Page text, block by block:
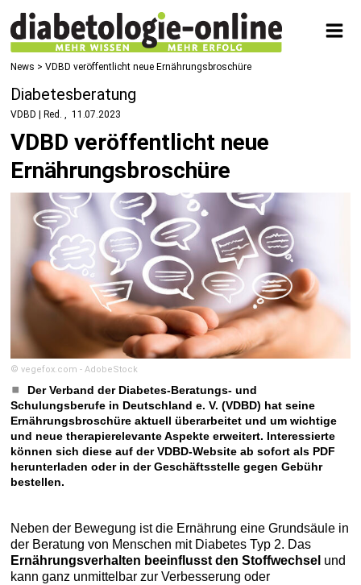
News > VDBD veröffentlicht neue Ernährungsbroschüre
Diabetesberatung
VDBD | Red. 11.07.2023
VDBD veröffentlicht neue
Ernährungsbroschüre
© vegefox.com - AdobeStock
Der Verband der Diabetes-Beratungs- und
Schulungsberufe in Deutschland e. V. (VDBD) hat seine
Ernährungsbroschüre aktuell überarbeitet und um wichtige
und neue therapierelevante Aspekte erweitert. Interessierte
können sich diese auf der VDBD-Website ab sofort als PDF
herunterladen oder in der Geschäftsstelle gegen Gebühr
bestellen.
Neben der Bewegung ist die Ernährung eine Grundsäule in
der Beratung von Menschen mit Diabetes Typ 2. Das
Ernährungsverhalten beeinflusst den Stoffwechsel und
kann ganz unmittelbar zur Verbesserung oder